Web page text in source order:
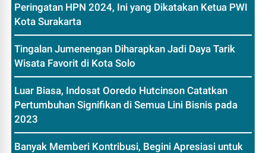
Peringatan HPN 2024, Ini yang Dikatakan Ketua PWI
Kota Surakarta
Tingalan Jumenengan Diharapkan Jadi Daya Tarik
Wisata Favorit di Kota Solo
Luar Biasa, Indosat Ooredo Hutcinson Catatkan
Pertumbuhan Signifikan di Semua Lini Bisnis pada
2023
Banyak Memberi Kontribusi, Begini Apresiasi untuk